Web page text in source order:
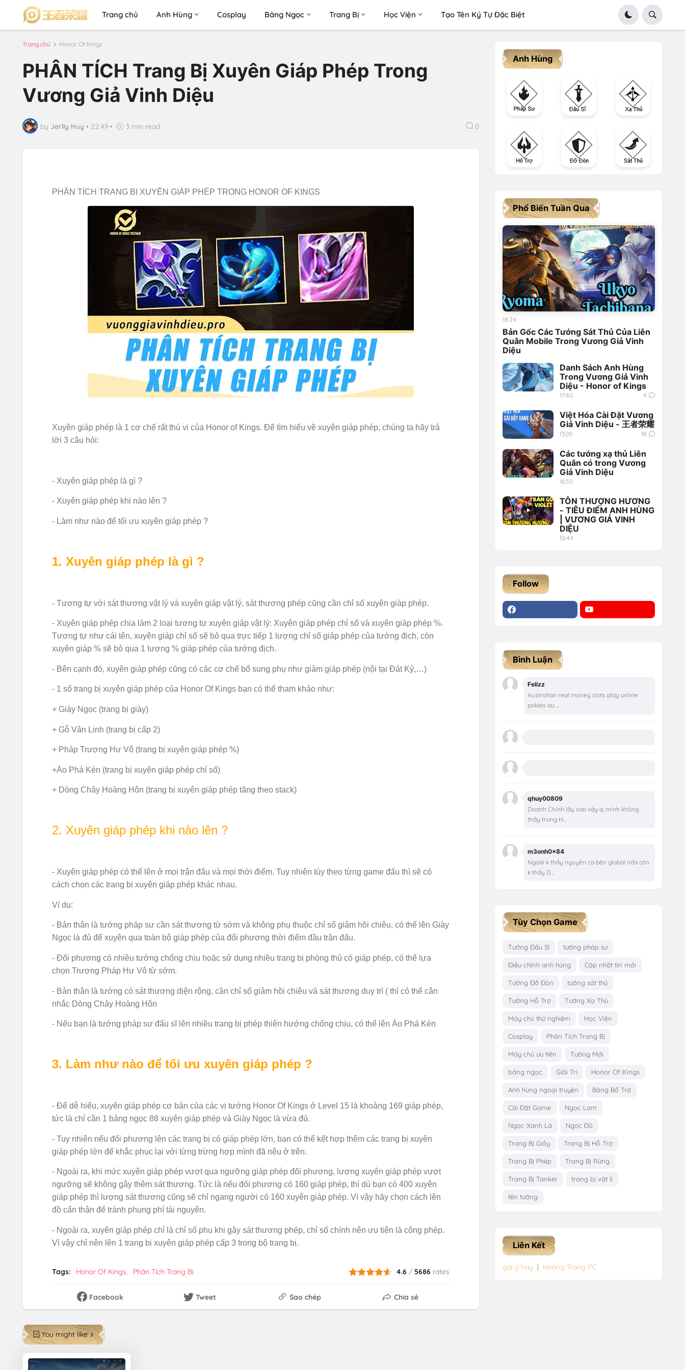
Trang chủ Anh Hùng Cosplay Bảng Ngọc Trang Bị Học Viện Tạo Tên Ký Tự Đặc Biệt
Trang chủ Honor Of Kings
PHÂN TÍCH Trang Bị Xuyên Giáp Phép Trong
Vương Giả Vinh Diệu
by Jerlly Huy • 22:49 • 3 min read 0
PHÂN TÍCH TRANG BỊ XUYÊN GIÁP PHÉP TRONG HONOR OF KINGS
Xuyên giáp phép là 1 cơ chế rất thú vị của Honor of Kings. Để tìm hiểu về xuyên giáp phép, chúng ta hãy trả
lời 3 câu hỏi:
- Xuyên giáp phép là gì ?
- Xuyên giáp phép khi nào lên ?
- Làm như nào để tối ưu xuyên giáp phép ?
1. Xuyên giáp phép là gì ?
- Tương tự với sát thương vật lý và xuyên giáp vật lý, sát thương phép cũng cần chỉ số xuyên giáp phép.
- Xuyên giáp phép chia làm 2 loại tương tự xuyên giáp vật lý: Xuyên giáp phép chỉ số và xuyên giáp phép %.
Tương tự như cái tên, xuyên giáp chỉ số sẽ bỏ qua trực tiếp 1 lượng chỉ số giáp phép của tướng địch, còn
xuyên giáp % sẽ bỏ qua 1 lượng % giáp phép của tướng địch.
- Bên cạnh đó, xuyên giáp phép cũng có các cơ chế bổ sung phụ như giảm giáp phép (nội tại Đát Kỷ,…)
- 1 số trang bị xuyên giáp phép của Honor Of Kings bạn có thể tham khảo như:
+ Giày Ngọc (trang bị giày)
+ Gỗ Vân Linh (trang bị cấp 2)
+ Pháp Trượng Hư Vô (trang bị xuyên giáp phép %)
+Áo Phá Kén (trang bị xuyên giáp phép chỉ số)
+ Dòng Chảy Hoàng Hôn (trang bị xuyên giáp phép tăng theo stack)
2. Xuyên giáp phép khi nào lên ?
- Xuyên giáp phép có thể lên ở mọi trận đấu và mọi thời điểm. Tuy nhiên tùy theo từng game đấu thì sẽ có
cách chọn các trang bị xuyên giáp phép khác nhau.
Ví dụ:
- Bản thân là tướng pháp sư cần sát thương từ sớm và không phụ thuộc chỉ số giảm hồi chiêu, có thể lên Giày
Ngọc là đủ để xuyên qua toàn bộ giáp phép của đối phương thời điểm đầu trận đấu.
- Đối phương có nhiều tướng chống chịu hoặc sử dụng nhiều trang bị phòng thủ có giáp phép, có thể lựa
chọn Trượng Pháp Hư Vô từ sớm.
- Bản thân là tướng có sát thương diện rộng, cần chỉ số giảm hồi chiêu và sát thương duy trì ( thì có thể cân
nhắc Dòng Chảy Hoàng Hôn
- Nếu bạn là tướng pháp sư đấu sĩ lên nhiều trang bị phép thiên hướng chống chịu, có thể lên Áo Phá Kén
3. Làm như nào để tối ưu xuyên giáp phép ?
- Để dễ hiểu, xuyên giáp phép cơ bản của các vị tướng Honor Of Kings ở Level 15 là khoảng 169 giáp phép,
tức là chỉ cần 1 bảng ngọc 88 xuyên giáp phép và Giày Ngọc là vừa đủ.
- Tuy nhiên nếu đối phương lên các trang bị có giáp phép lớn, bạn có thể kết hợp thêm các trang bị xuyên
giáp phép lớn để khắc phục lại với từng trừng hợp mình đã nêu ở trên.
- Ngoài ra, khi mức xuyên giáp phép vượt qua ngưỡng giáp phép đối phương, lượng xuyên giáp phép vượt
ngưỡng sẽ không gây thêm sát thương. Tức là nếu đối phương có 160 giáp phép, thì dù bạn có 400 xuyên
giáp phép thì lượng sát thương cũng sẽ chỉ ngang người có 160 xuyên giáp phép. Vì vậy hãy chọn cách lên
đồ cẩn thận để tránh phung phí tài nguyên.
- Ngoài ra, xuyên giáp phép chỉ là chỉ số phụ khi gây sát thương phép, chỉ số chính nên ưu tiên là công phép.
Vì vậy chỉ nên lên 1 trang bị xuyên giáp phép cấp 3 trong bộ trang bị.
Tags: Honor Of Kings Phân Tích Trang Bị 4.6 /5686 rates
Facebook Tweet Sao chép Chia sẻ
You might like
Anh Hùng
Phổ Biến Tuần Qua
Bản Gốc Các Tướng Sát Thủ Của Liên
Quân Mobile Trong Vương Giả Vinh
Diệu
18:24
Danh Sách Anh Hùng
Trong Vương Giả Vinh
Diệu - Honor of Kings
17:40 4
Việt Hóa Cài Đặt Vương
Giả Vinh Diệu - 王者荣耀
13:05 18
Các tướng xạ thủ Liên
Quân có trong Vương
Giả Vinh Diệu
16:50
TÔN THƯỢNG HƯƠNG
- TIÊU ĐIỂM ANH HÙNG
| VƯƠNG GIẢ VINH
DIỆU
10:44
Follow
Bình Luận
Felizz
Australian real money slots play online
pokies au ...
qhuy00809
Doanh Chính lấy sao vậy ạ, mình không
thấy trong H...
m3onh0x84
Ngoài k thấy nguyên ca bên global nữa còn
k thấy D...
Tùy Chọn Game
Tướng Đấu Sĩ tướng pháp sư
Điều chỉnh anh hùng Cập nhật tin mới
Tướng Đỡ Đòn tướng sát thủ
Tướng Hỗ Trợ Tướng Xạ Thủ
Máy chủ thử nghiệm Học Viện
Cosplay Phân Tích Trang Bị
Máy chủ ưu tiên Tướng Mới
bảng ngọc Giải Trí Honor Of Kings
Anh hùng ngoại truyện Bảng Bổ Trợ
Cài Đặt Game Ngọc Lam
Ngọc Xanh Lá Ngọc Đỏ
Trang Bị Giầy Trang Bị Hỗ Trợ
Trang Bị Phép Trang Bị Rừng
Trang Bị Tanker trang bị vật lí
tên tướng
Liên Kết
gợi ý hay Hoàng Trang PC